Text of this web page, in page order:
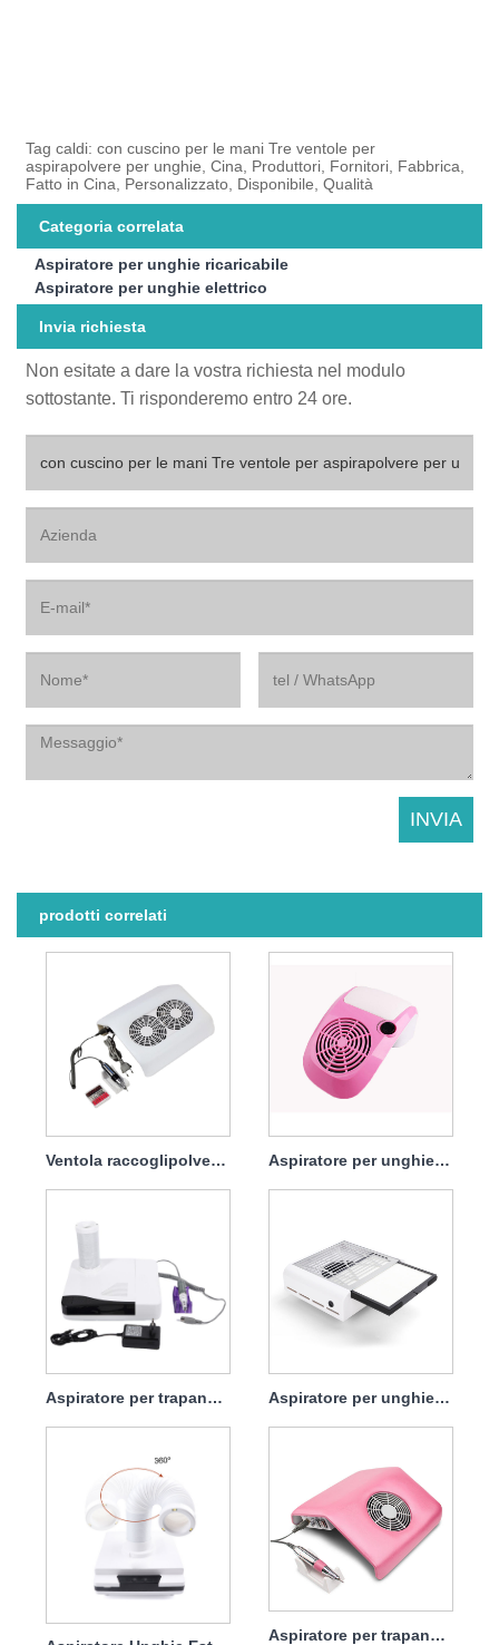
Tag caldi: con cuscino per le mani Tre ventole per
aspirapolvere per unghie, Cina, Produttori, Fornitori, Fabbrica,
Fatto in Cina, Personalizzato, Disponibile, Qualità
Categoria correlata
Aspiratore per unghie ricaricabile
Aspiratore per unghie elettrico
Invia richiesta
Non esitate a dare la vostra richiesta nel modulo
sottostante. Ti risponderemo entro 24 ore.
prodotti correlati
Ventola raccoglipolvere per unghie da 68 W con filtro Aspiratore per unghie da 60 W con borsa incorporata nel tavolo, facile da raccogliere